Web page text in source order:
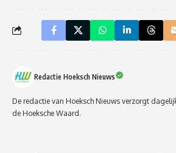
Redactie Hoeksch Nieuws
De redactie van Hoeksch Nieuws verzorgt
de Hoeksche Waard.